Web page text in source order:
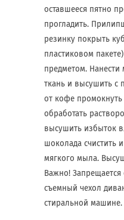
оставшееся пятно
прогладить.
резинку покрыть
пластиковом
предметом.
ткань и высушить с
от кофе
обработать
высушить избыток
шоколада счистить
мягкого мыла.
Важно!
съемный чехол
стиральной машине.